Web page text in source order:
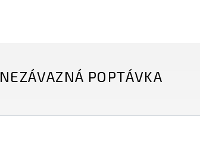
NEZÁVAZNÁ POPTÁVKA